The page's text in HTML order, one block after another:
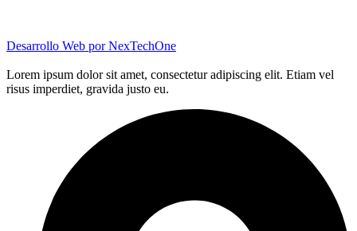
Desarrollo Web porNexTechOne
Lorem ipsum dolor sit amet, consectetur adipiscing elit. Etiam vel
risus imperdiet, gravida justo eu.